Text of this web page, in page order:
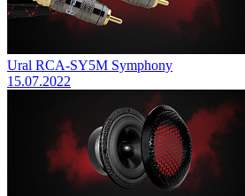
Ural RCA-SY5M Symphony
15.07.2022